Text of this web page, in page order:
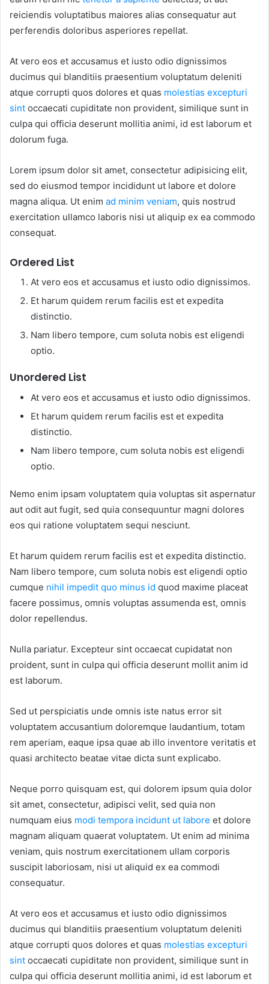
reiciendis voluptatibus maiores alias consequatur aut
perferendis doloribus asperiores repellat.
At vero eos et accusamus et iusto odio dignissimos
ducimus qui blanditiis praesentium voluptatum deleniti
atque corrupti quos dolores et quas molestias excepturi
sint occaecati cupiditate non provident, similique sunt in
culpa qui officia deserunt mollitia animi, id est laborum et
dolorum fuga.
Lorem ipsum dolor sit amet, consectetur adipisicing elit,
sed do eiusmod tempor incididunt ut labore et dolore
magna aliqua. Ut enim ad minim veniam, quis nostrud
exercitation ullamco laboris nisi ut aliquip ex ea commodo
consequat.
Ordered List
At vero eos et accusamus et iusto odio dignissimos.
Et harum quidem rerum facilis est et expedita
distinctio.
Nam libero tempore, cum soluta nobis est eligendi
optio.
Unordered List
At vero eos et accusamus et iusto odio dignissimos.
Et harum quidem rerum facilis est et expedita
distinctio.
Nam libero tempore, cum soluta nobis est eligendi
optio.
Nemo enim ipsam voluptatem quia voluptas sit aspernatur
aut odit aut fugit, sed quia consequuntur magni dolores
eos qui ratione voluptatem sequi nesciunt.
Et harum quidem rerum facilis est et expedita distinctio.
Nam libero tempore, cum soluta nobis est eligendi optio
cumque nihil impedit quo minus id quod maxime placeat
facere possimus, omnis voluptas assumenda est, omnis
dolor repellendus.
Nulla pariatur. Excepteur sint occaecat cupidatat non
proident, sunt in culpa qui officia deserunt mollit anim id
est laborum.
Sed ut perspiciatis unde omnis iste natus error sit
voluptatem accusantium doloremque laudantium, totam
rem aperiam, eaque ipsa quae ab illo inventore veritatis et
quasi architecto beatae vitae dicta sunt explicabo.
Neque porro quisquam est, qui dolorem ipsum quia dolor
sit amet, consectetur, adipisci velit, sed quia non
numquam eius modi tempora incidunt ut labore et dolore
magnam aliquam quaerat voluptatem. Ut enim ad minima
veniam, quis nostrum exercitationem ullam corporis
suscipit laboriosam, nisi ut aliquid ex ea commodi
consequatur.
At vero eos et accusamus et iusto odio dignissimos
ducimus qui blanditiis praesentium voluptatum deleniti
atque corrupti quos dolores et quas molestias excepturi
sint occaecati cupiditate non provident, similique sunt in
culpa qui officia deserunt mollitia animi, id est laborum et